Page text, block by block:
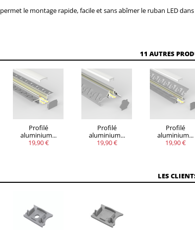
permet le montage rapide, facile et sans abîmer le ruban LED
REMISE
Jusqu'à 23,90
€
11 AUTRES
Profilé
aluminium...
19,90 €
Profilé
aluminium...
19,90 €
Profilé
aluminium...
19,90 €
LES